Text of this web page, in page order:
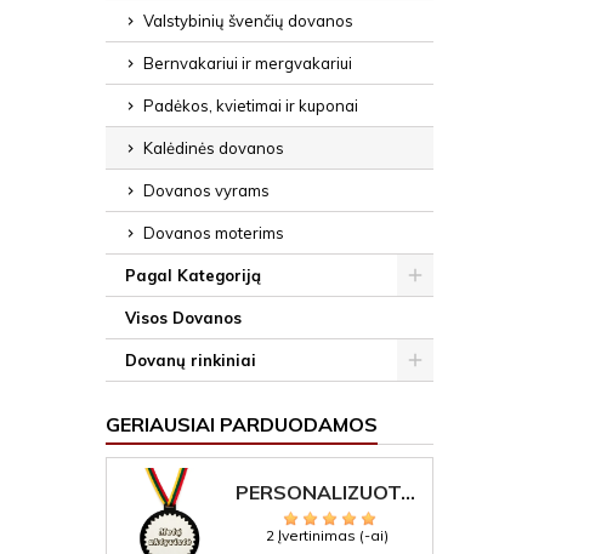
Valstybinių švenčių dovanos
Bernvakariui ir mergvakariui
Padėkos, kvietimai ir kuponai
Kalėdinės dovanos
Dovanos vyrams
Dovanos moterims
Pagal Kategoriją
Visos Dovanos
Dovanų rinkiniai
GERIAUSIAI PARDUODAMOS
PERSONALIZUOTAS MEDALIS "1" SU GRAVIRUOTU TEKSTU
2 Įvertinimas (-ai)